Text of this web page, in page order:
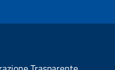
Link Utili